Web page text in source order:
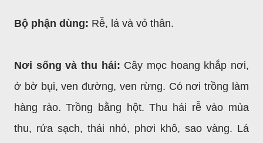
Bộ phận dùng: Rễ, lá và vỏ thân.
Nơi sống và thu hái: Cây mọc hoang khắp nơi,
ở bờ bụi, ven đường, ven rừng. Có nơi trồng làm
hàng rào. Trồng bằng hột. Thu hái rễ vào mùa
thu, rửa sạch, thái nhỏ, phơi khô, sao vàng. Lá